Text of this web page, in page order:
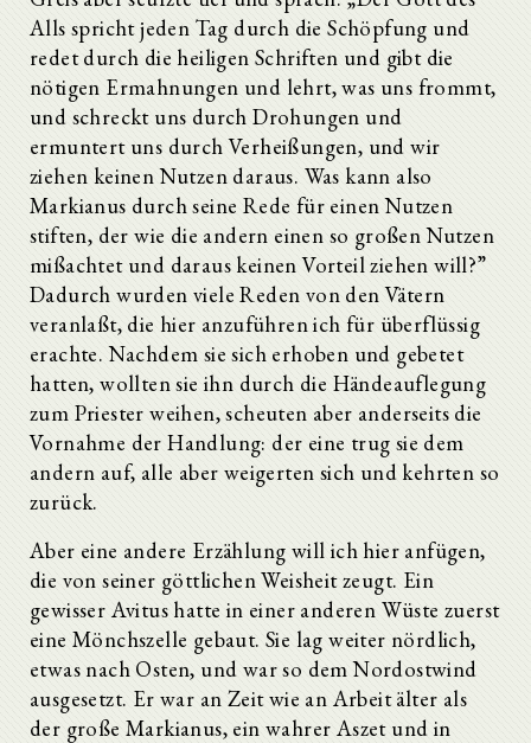
Alls spricht jeden Tag durch die Schöpfung und
redet durch die heiligen Schriften und gibt die
nötigen Ermahnungen und lehrt, was uns frommt,
und schreckt uns durch Drohungen und
ermuntert uns durch Verheißungen, und wir
ziehen keinen Nutzen daraus. Was kann also
Markianus durch seine Rede für einen Nutzen
stiften, der wie die andern einen so großen Nutzen
mißachtet und daraus keinen Vorteil ziehen will?”
Dadurch wurden viele Reden von den Vätern
veranlaßt, die hier anzuführen ich für überflüssig
erachte. Nachdem sie sich erhoben und gebetet
hatten, wollten sie ihn durch die Händeauflegung
zum Priester weihen, scheuten aber anderseits die
Vornahme der Handlung: der eine trug sie dem
andern auf, alle aber weigerten sich und kehrten so
zurück.
Aber eine andere Erzählung will ich hier anfügen,
die von seiner göttlichen Weisheit zeugt. Ein
gewisser Avitus hatte in einer anderen Wüste zuerst
eine Mönchszelle gebaut. Sie lag weiter nördlich,
etwas nach Osten, und war so dem Nordostwind
ausgesetzt. Er war an Zeit wie an Arbeit älter als
der große Markianus, ein wahrer Aszet und in